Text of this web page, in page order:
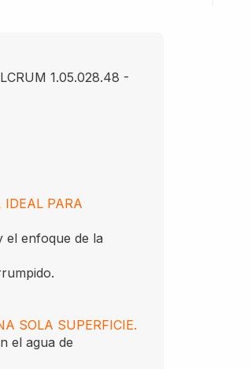
1.05.028.48 -
IDEAL PARA
el enfoque de la
SOLA SUPERFICIE.
el agua de